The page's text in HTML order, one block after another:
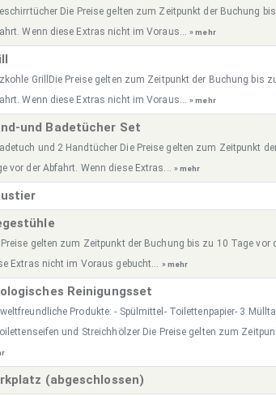
Die Preise gelten zum Zeitpunkt der Buchung
Wenn diese Extras nicht im Voraus...» mehr
GrillDie Preise gelten zum Zeitpunkt der Buchung bis
Wenn diese Extras nicht im Voraus...» mehr
und Badetücher Set
und 2 Handtücher Die Preise gelten zum Zeitpunkt
vor der Abfahrt. Wenn diese Extras... » mehr
Preise gelten zum Zeitpunkt der Buchung bis zu 10 Tage vor
Extras nicht im Voraus gebucht... » mehr
Reinigungsset
Produkte: - Spülmittel- Toilettenpapier- 3
und Streichhölzer Die Preise gelten zum
(abgeschlossen)